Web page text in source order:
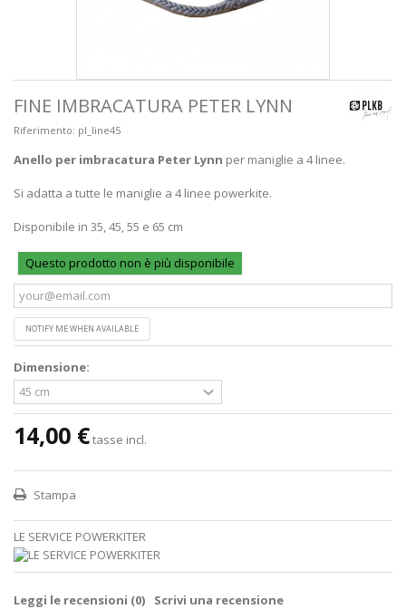
FINE IMBRACATURA PETER LYNN
Riferimento: pl_line45
Anello per imbracatura Peter Lynn per maniglie a 4 linee.
Si adatta a tutte le maniglie a 4 linee powerkite.
Disponibile in 35, 45, 55 e 65 cm
Questo prodotto non è più disponibile
NOTIFY ME WHEN AVAILABLE
Dimensione:
14,00 €tasse incl.
Stampa
LE SERVICE POWERKITER
Leggi le recensioni (0) Scrivi una recensione